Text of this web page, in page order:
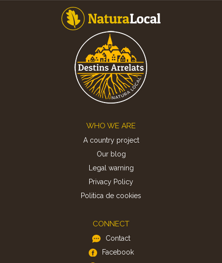
WHO WE ARE
A country project
Our blog
Legal warning
Privacy Policy
Politica de cookies
CONNECT
Contact
Facebook